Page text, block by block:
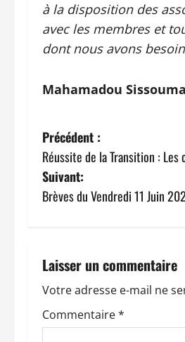
à la disposition des
avec les membres et
dont nous avons
Mahamadou
N
a
v
g
a
t
Précédent :
Réussite de la Transition :
Suivant:
Brèves du Vendredi 11 Juin
Laisser un commentaire
Votre adresse e-mail ne
Commentaire*